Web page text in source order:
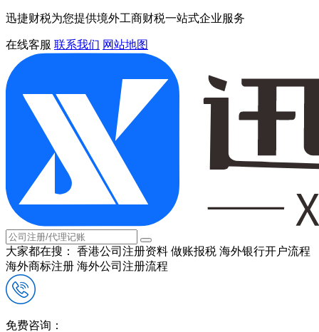
迅捷财税为您提供境外工商财税一站式企业服务
在线客服 联系我们 网站地图
大家都在搜： 香港公司注册资料 做账报税 海外银行开户流程
海外商标注册 海外公司注册流程
免费咨询：